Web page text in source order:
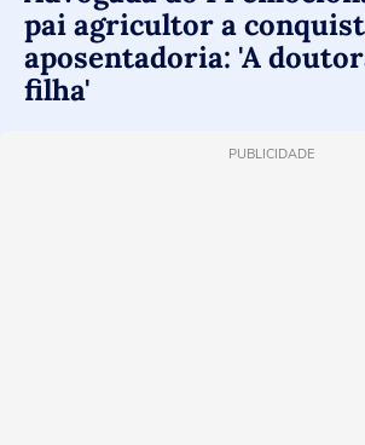
pai agricultor a
aposentadoria: 'A
filha'
PUBLICIDADE